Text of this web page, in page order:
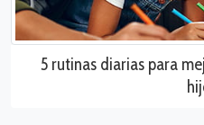
5 rutinas diarias para